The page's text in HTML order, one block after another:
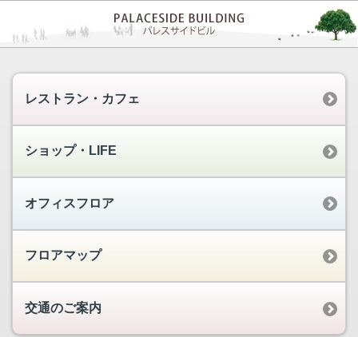
レストラン・カフェ
ショップ・LIFE
オフィスフロア
フロアマップ
交通のご案内